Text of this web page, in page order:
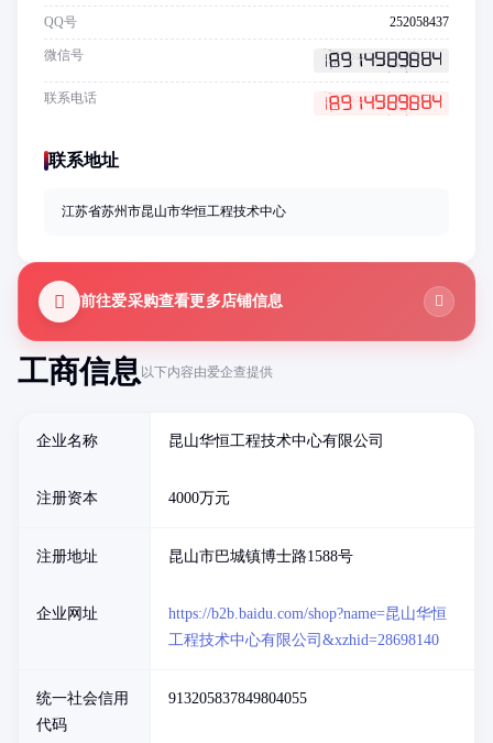
工商信息以下内容由爱企查提供
企业名称 昆山华恒工程技术中心有限公司
注册资本 4000万元
注册地址 昆山市巴城镇博士路1588号
企业网址
https://b2b.baidu.com/shop?name=昆山华恒
工程技术中心有限公司&xzhid=28698140
统一社会信用
代码
913205837849804055
QQ号 252058437
微信号
联系电话
联系地址
江苏省苏州市昆山市华恒工程技术中心
前往爱采购查看更多店铺信息